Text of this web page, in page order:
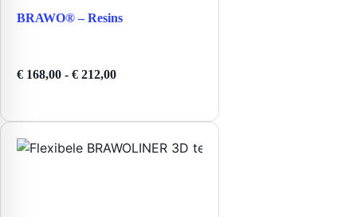
BRAWO® – Resins
€ 168,00 - € 212,00Prijsklasse: